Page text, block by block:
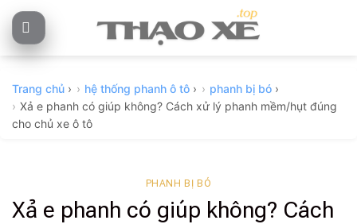
Skip
to
Trang chủ › hệ thống phanh ô tô › phanh bị bó ›
Xả e phanh có giúp không? Cách xử lý phanh mềm/hụt đúng
cho chủ xe ô tô
PHANH BỊ BÓ
Xả e phanh có giúp không? Cách